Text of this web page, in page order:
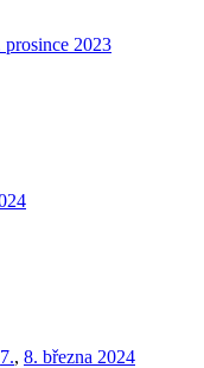
prosince 2023
7., 8. března 2024